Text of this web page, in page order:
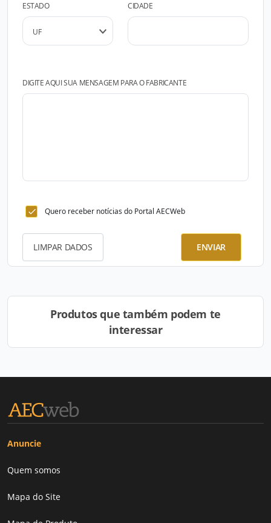
ESTADO CIDADE
DIGITE AQUI SUA MENSAGEM PARA O FABRICANTE
Quero receber notícias do Portal AECWeb
LIMPAR DADOS ENVIAR
Produtos que também podem te
interessar
Anuncie
Quem somos
Mapa do Site